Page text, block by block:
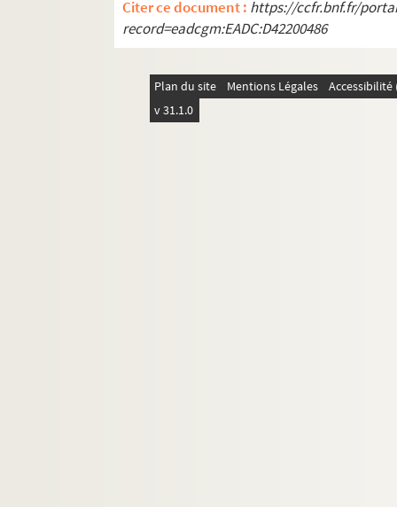
Citer ce document : https://ccfr.bnf.fr/
record=eadcgm:EADC:D42200486
Plan du site Mentions Légales
v 31.1.0